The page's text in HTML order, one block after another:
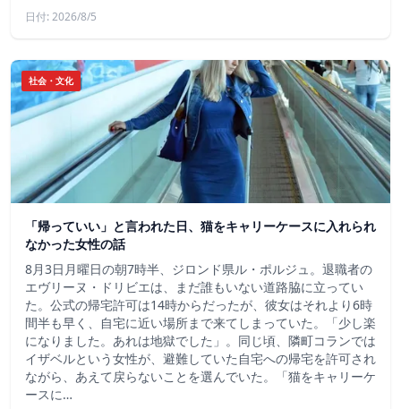
日付: 2026/8/5
社会・文化
「帰っていい」と言われた日、猫をキャリーケースに入れられ
なかった女性の話
8月3日月曜日の朝7時半、ジロンド県ル・ポルジュ。退職者の
エヴリーヌ・ドリビエは、まだ誰もいない道路脇に立ってい
た。公式の帰宅許可は14時からだったが、彼女はそれより6時
間半も早く、自宅に近い場所まで来てしまっていた。「少し楽
になりました。あれは地獄でした」。同じ頃、隣町コランでは
イザベルという女性が、避難していた自宅への帰宅を許可され
ながら、あえて戻らないことを選んでいた。「猫をキャリーケ
ースに…